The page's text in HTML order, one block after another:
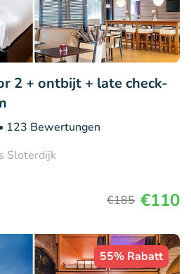
2 + ontbijt + late check-
123 Bewertungen
Sloterdijk
€185 €110
55% Rabatt